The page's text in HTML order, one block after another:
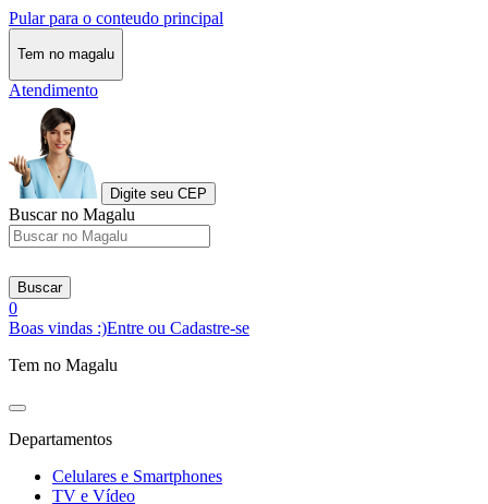
Pular para o conteudo principal
Tem no magalu
Atendimento
Digite seu CEP
Buscar no Magalu
Buscar
0
Boas vindas :)Entre ou Cadastre-se
Tem no Magalu
Departamentos
Celulares e Smartphones
TV e Vídeo